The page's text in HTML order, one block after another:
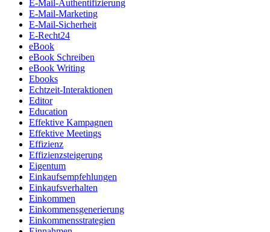
E-Mail-Authentifizierung
E-Mail-Marketing
E-Mail-Sicherheit
E-Recht24
eBook
eBook Schreiben
eBook Writing
Ebooks
Echtzeit-Interaktionen
Editor
Education
Effektive Kampagnen
Effektive Meetings
Effizienz
Effizienzsteigerung
Eigentum
Einkaufsempfehlungen
Einkaufsverhalten
Einkommen
Einkommensgenerierung
Einkommensstrategien